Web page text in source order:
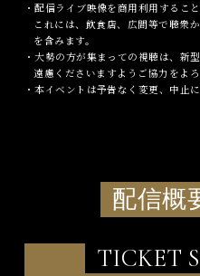
・配信ライブ映像を商用利用するこ
これには、飲食店、広間等で聴衆
を含みます。
・大勢の方が集まっての視聴は、新
遠慮くださいますようご協力をよ
・本イベントは予告なく変更、中止
配信概
TICKET